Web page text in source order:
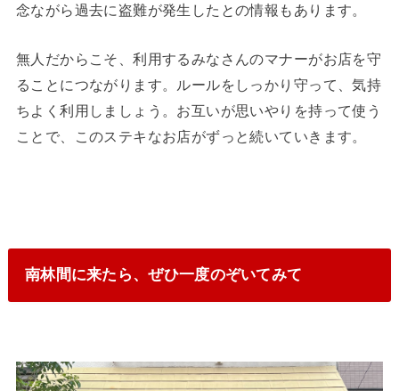
念ながら過去に盗難が発生したとの情報もあります。
無人だからこそ、利用するみなさんのマナーがお店を守
ることにつながります。ルールをしっかり守って、気持
ちよく利用しましょう。お互いが思いやりを持って使う
ことで、このステキなお店がずっと続いていきます。
南林間に来たら、ぜひ一度のぞいてみて